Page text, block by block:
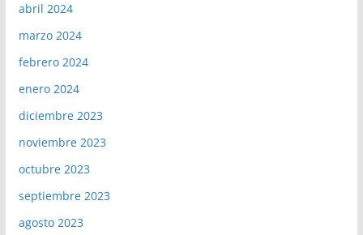
abril 2024
marzo 2024
febrero 2024
enero 2024
diciembre 2023
noviembre 2023
octubre 2023
septiembre 2023
agosto 2023